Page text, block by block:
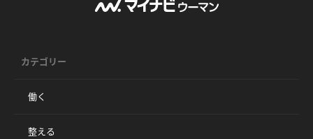
カテゴリー
働く
整える